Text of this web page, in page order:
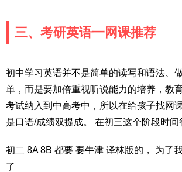
三、考研英语一网课推荐
初中学习英语并不是简单的读写和语法、
单，而是要加倍重视听说能力的培养，教
考试纳入到中高考中，所以在给孩子找网
是口语/成绩双提成。 在初三这个阶段时间
初二 8A 8B 都要 要牛津 译林版的， 为了
了